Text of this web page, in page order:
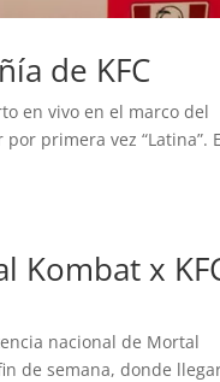
de KFC
en vivo en el marco del
primera vez “Latina”.
Kombat x
nacional de Mortal
de semana, donde